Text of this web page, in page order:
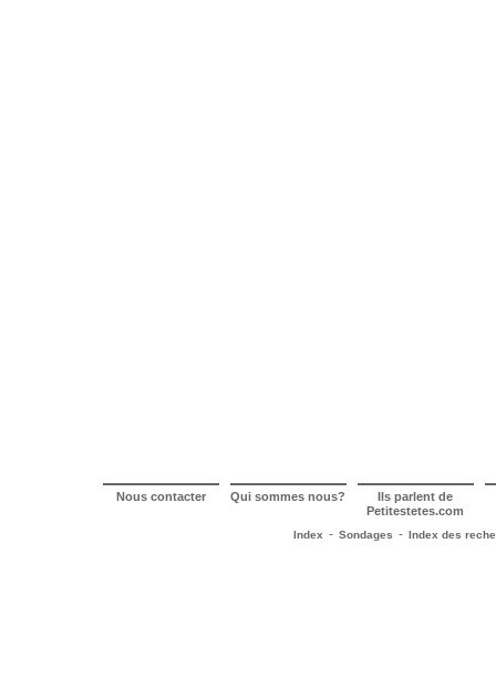
Nous contacter Qui sommes nous? Ils parlent de
Petitestetes.com
Index - Sondages - Index des